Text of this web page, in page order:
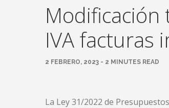
IVA facturas
2 FEBRERO, 2023 - 2 MINUTES READ
La Ley 31/2022 de